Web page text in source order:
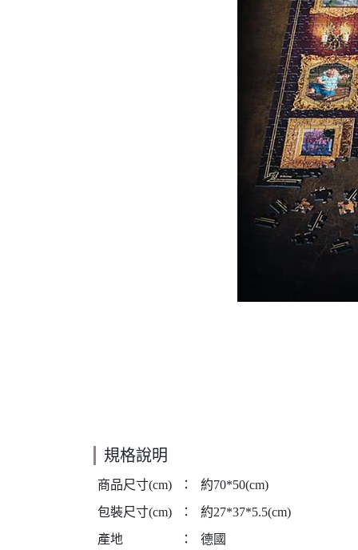
規格說明
商品尺寸(cm) ：
約70*50(cm)
包裝尺寸(cm)
：
約27*37*5.5(cm)
產地
： 德國